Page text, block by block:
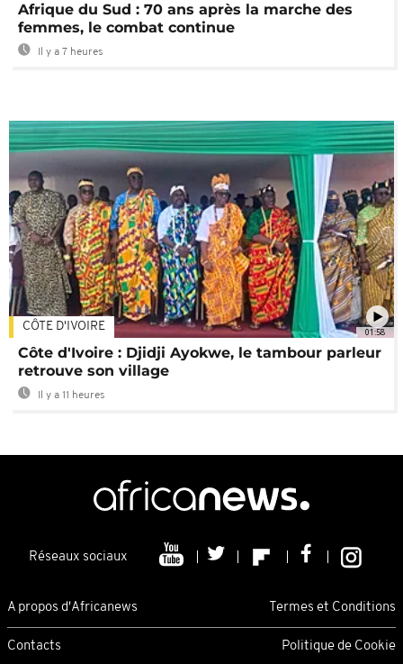
Afrique du Sud : 70 ans après la marche des
femmes, le combat continue
Il y a 7 heures
01:58
CÔTE D'IVOIRE
Côte d'Ivoire : Djidji Ayokwe, le tambour parleur
retrouve son village
Il y a 11 heures
Réseaux sociaux
A propos d'Africanews Termes et Conditions
Contacts Politique de Cookie